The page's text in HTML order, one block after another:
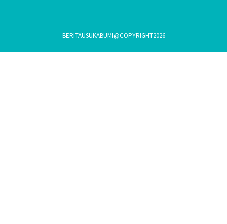
BERITAUSUKABUMI@COPYRIGHT2026